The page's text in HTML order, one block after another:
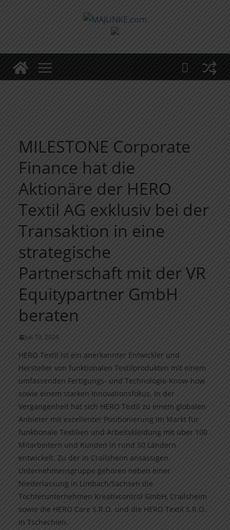
MILESTONE Corporate
Finance hat die
Aktionäre der HERO
Textil AG exklusiv bei der
Transaktion in eine
strategische
Partnerschaft mit der VR
Equitypartner GmbH
beraten
Juli 19, 2024
HERO Textil ist ein anerkannter Entwickler und
Hersteller von funktionalen Textilprodukten mit einem
umfassenden Fertigungs- und Technologie-Know-how
sowie einem starken Innovationsfokus. In der
Vergangenheit hat sich HERO Textil zu einem globalen
Anbieter mit exzellenter Positionierung im Markt für
funktionale Textilien und Arbeitskleidung mit über 100
Mitarbeitern und Kunden in rund 50 Ländern
entwickelt. Zu der in Crailsheim ansässigen
Unternehmensgruppe gehören neben einer
Niederlassung in Limbach/Sachsen die
Tochterunternehmen Kreativcontrol GmbH, Crailsheim
sowie die HERO Care S.R.O. und die HERO Textil S.R.O.
in Tschechien.